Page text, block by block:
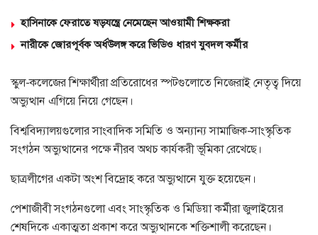
হাসিনাকে ফেরাতে ষড়যন্ত্রে নেমেছেন আওয়ামী শিক্ষকরা
নারীকে জোরপূর্বক অর্ধউলঙ্গ করে ভিডিও ধারণ যুবদল কর্মীর
স্কুল-কলেজের শিক্ষার্থীরা প্রতিরোধের স্পটগুলোতে নিজেরাই নেতৃত্ব দিয়ে
অভ্যুত্থান এগিয়ে নিয়ে গেছেন।
বিশ্ববিদ্যালয়গুলোর সাংবাদিক সমিতি ও অন্যান্য সামাজিক-সাংস্কৃতিক
সংগঠন অভ্যুত্থানের পক্ষে নীরব অথচ কার্যকরী ভূমিকা রেখেছে।
ছাত্রলীগের একটা অংশ বিদ্রোহ করে অভ্যুত্থানে যুক্ত হয়েছেন।
পেশাজীবী সংগঠনগুলো এবং সাংস্কৃতিক ও মিডিয়া কর্মীরা জুলাইয়ের
শেষদিকে একাত্মতা প্রকাশ করে অভ্যুত্থানকে শক্তিশালী করেছেন।